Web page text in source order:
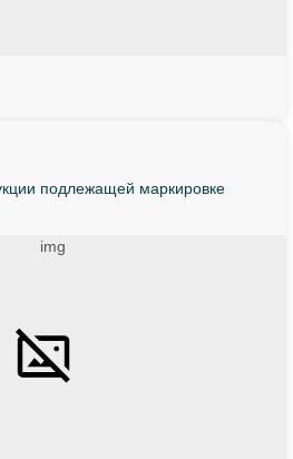
подлежащей маркировке